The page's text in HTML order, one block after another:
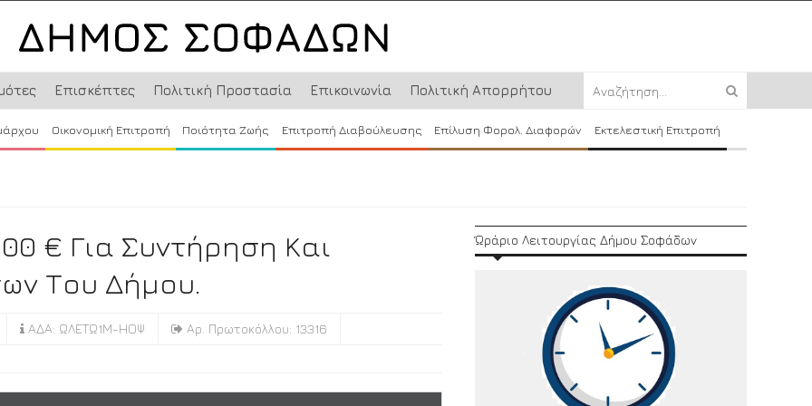
Επισκέπτες Πολιτική Προστασία Επικοινωνία Πολιτική Απορρήτου
Οικονομική Επιτροπή Ποιότητα Ζωής Επιτροπή Διαβούλευσης Επίλυση Φορολ. Διαφορών Εκτελεστική Επιτροπή
€ Για Συντήρηση Και
Του Δήμου.
ΑΔΑ: ΩΛΕΤΩ1Μ-ΗΟΨ Αρ. Πρωτοκόλλου: 13316
Ώράριο Λειτουργίας Δήμου Σοφάδων